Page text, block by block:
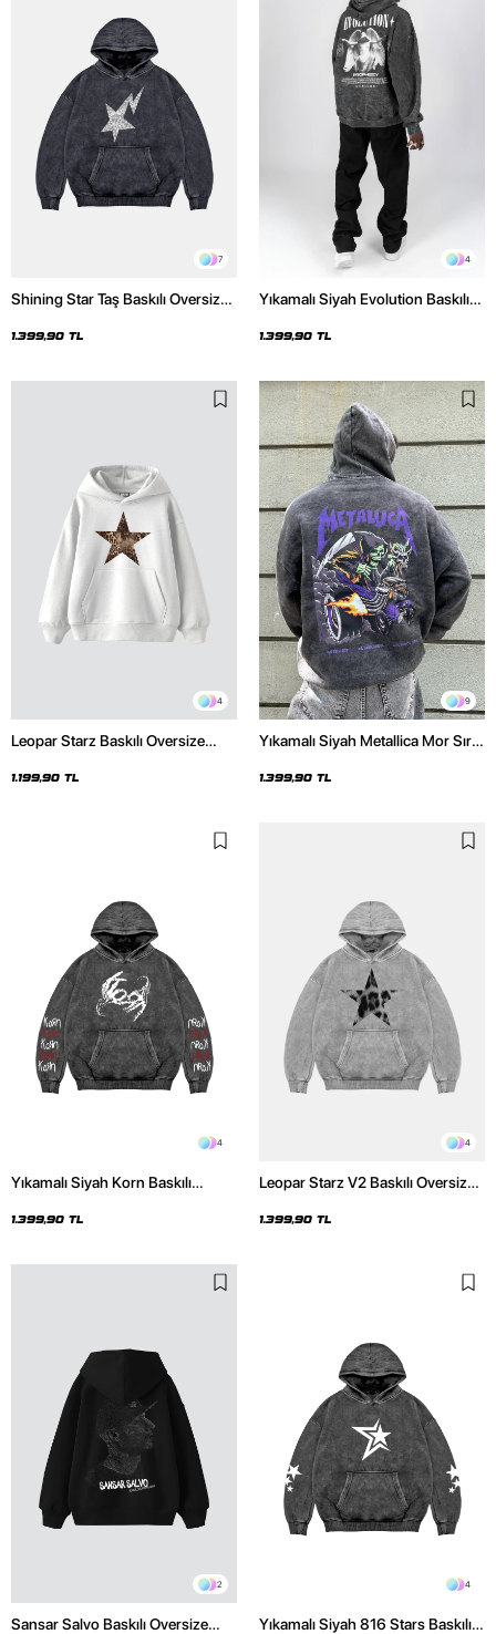
7
Shining Star Taş Baskılı Oversize
Hoodie
1.399,90 TL
4
Yıkamalı Siyah Evolution Baskılı
Hoodie
1.399,90 TL
4
Leopar Starz Baskılı Oversize
1.199,90 TL
9
Yıkamalı Siyah Metallica Mor Sırt
Hoodie
1.399,90 TL
4
Yıkamalı Siyah Korn Baskılı
1.399,90 TL
4
Leopar Starz V2 Baskılı Oversize
Hoodie
1.399,90 TL
2
Sansar Salvo Baskılı Oversize
4
Yıkamalı Siyah 816 Stars Baskılı